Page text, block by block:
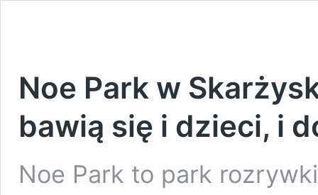
Noe Park w
bawią się i dzieci, i
Noe Park to park